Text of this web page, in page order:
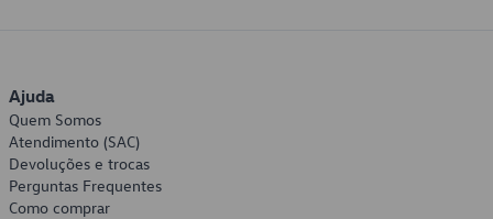
Ajuda
Quem Somos
Atendimento (SAC)
Devoluções e trocas
Perguntas Frequentes
Como comprar